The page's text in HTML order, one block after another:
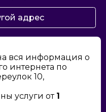
адрес
вся информация о
интернета по
10,
услуги от 1